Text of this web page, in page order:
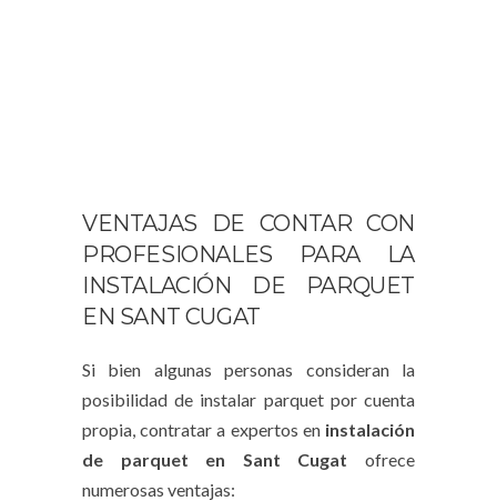
VENTAJAS DE CONTAR CON
PROFESIONALES PARA LA
INSTALACIÓN DE PARQUET
EN SANT CUGAT
Si bien algunas personas consideran la
posibilidad de instalar parquet por cuenta
propia, contratar a expertos en instalación
de parquet en Sant Cugat ofrece
numerosas ventajas: